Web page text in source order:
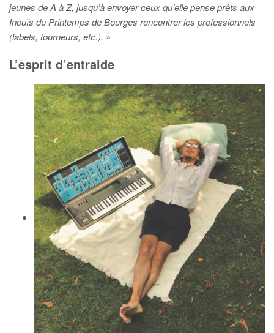
jeunes de A à Z, jusqu’à envoyer ceux qu’elle pense prêts aux
Inouïs du Printemps de Bourges rencontrer les professionnels
(labels, tourneurs, etc.). »
L’esprit d’entraide